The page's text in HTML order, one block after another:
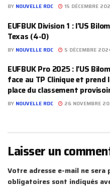
BY NOUVELLE RDC 15 DÉCEMBRE
EUFBUK Division 1 : l’US
Texas (4-0)
BY NOUVELLE RDC 5 DÉCEMBRE
EUFBUK Pro 2025 : l’US
face au TP Clinique et prend
place du classement
BY NOUVELLE RDC 26 NOVEMBRE
Laisser un
Votre adresse e-mail ne sera
obligatoires sont indiqués